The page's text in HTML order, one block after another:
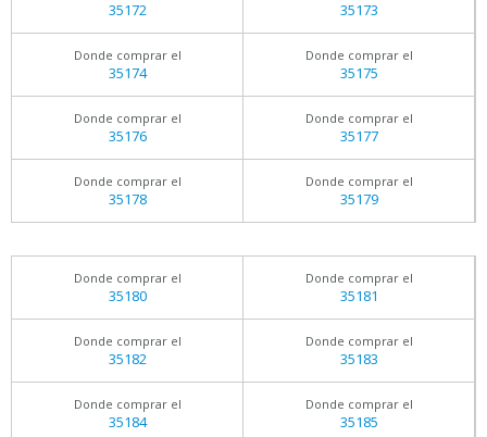
35172 35173
Donde comprar el
35174
Donde comprar el
35175
Donde comprar el
35176
Donde comprar el
35177
Donde comprar el
35178
Donde comprar el
35179
Donde comprar el
35180
Donde comprar el
35181
Donde comprar el
35182
Donde comprar el
35183
Donde comprar el
35184
Donde comprar el
35185